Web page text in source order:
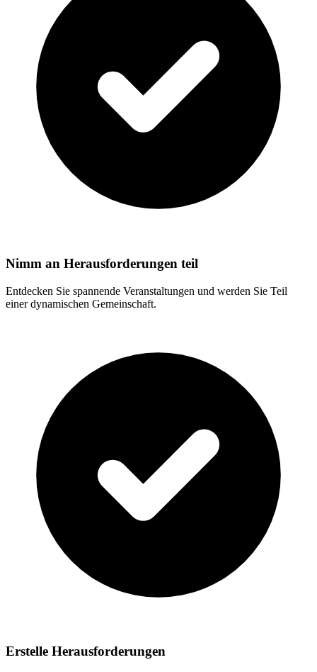
Nimm an Herausforderungen teil
Entdecken Sie spannende Veranstaltungen und werden Sie Teil
einer dynamischen Gemeinschaft.
Erstelle Herausforderungen